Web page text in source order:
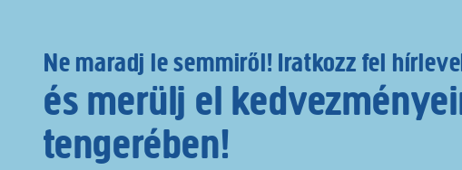
Ne maradj le semmiről! Iratkozz fel
és merülj el
tengerében!